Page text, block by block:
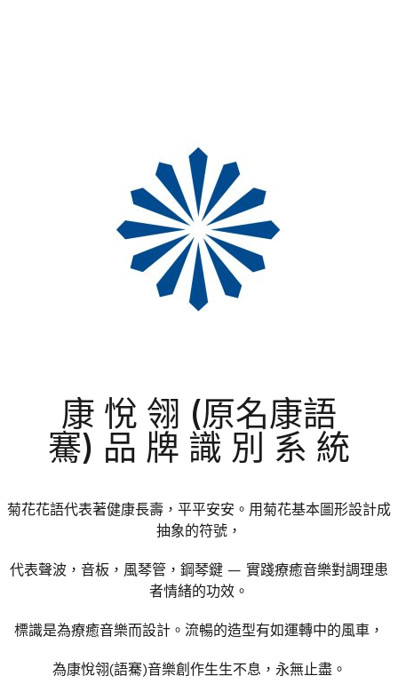
康 悅 翎 (原名康語
騫) 品 牌 識 別 系 統
菊花花語代表著健康長壽，平平安安。用菊花基本圖形設計成
抽象的符號，
代表聲波，音板，風琴管，鋼琴鍵 — 實踐療癒音樂對調理患
者情緒的功效。
標識是為療癒音樂而設計。流暢的造型有如運轉中的風車，
為康悅翎(語騫)音樂創作生生不息，永無止盡。